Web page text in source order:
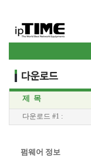
제 목
다운로드 #1 :
펌웨어 정보